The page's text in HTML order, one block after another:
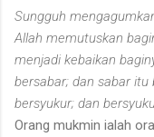
Sungguh
Allah memutuskan
menjadi kebaikan
bersabar; dan sabar itu
bersyukur; dan
Orang mukmin ialah